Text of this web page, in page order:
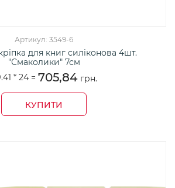
Артикул: 3549-6
для книг силіконова 4шт.
"Смаколики" 7см
* 24= 705,84 грн.
КУПИТИ